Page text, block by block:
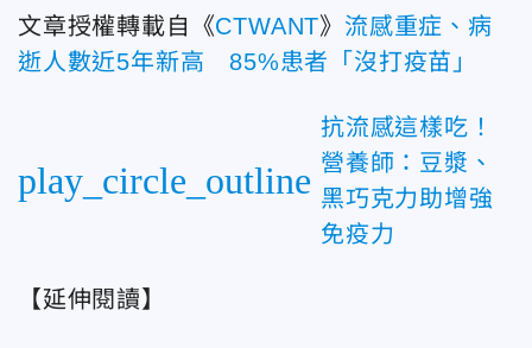
文章授權轉載自《CTWANT》 流感重症、病
逝人數近5年新高 85%患者「沒打疫苗」
play_circle_outline
抗流感這樣吃！
營養師：豆漿、
黑巧克力助增強
免疫力
【延伸閱讀】